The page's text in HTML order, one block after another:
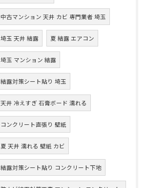
中古マンション 天井 カビ 専門業者 埼玉
埼玉 天井 結露 夏 結露 エアコン
埼玉 マンション 結露
結露対策シート貼り 埼玉
天井 冷えすぎ 石膏ボード 濡れる
コンクリート直張り 壁紙
夏 天井 濡れる 壁紙 カビ
結露対策シート貼り コンクリート下地